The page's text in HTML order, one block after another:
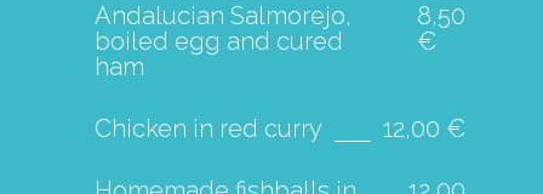
Andalucian Salmorejo,
boiled egg and cured
ham
8,50
€
Chicken in red curry 12,00 €